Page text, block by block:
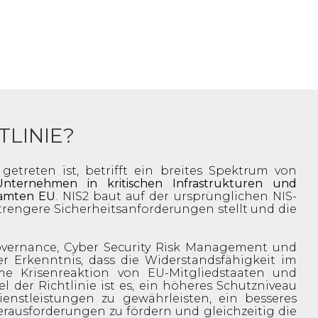
ist, betrifft ein breites Spektrum von
in kritischen Infrastrukturen und
EU. NIS2 baut auf der ursprünglichen NIS-
Sicherheitsanforderungen stellt und die
Cyber Security Risk Management und
Erkenntnis, dass die Widerstandsfähigkeit im
Krisenreaktion von EU-Mitgliedstaaten und
der Richtlinie ist es, ein höheres Schutzniveau
zu gewährleisten, ein besseres
zu fördern und gleichzeitig die